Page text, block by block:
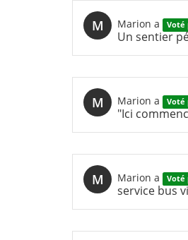
M Marion a Voté
Un sentier
M Marion a Voté
"Ici
M Marion a Voté
service bus